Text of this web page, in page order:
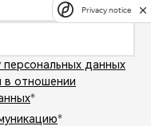
персональных данных
в отношении
*
*
Privacy notice